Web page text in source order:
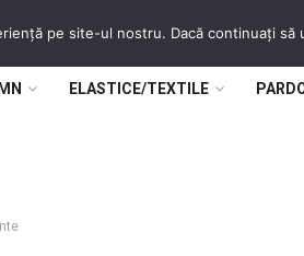
ELASTICE/TEXTILE
pe site-ul nostru. Dacă continuați